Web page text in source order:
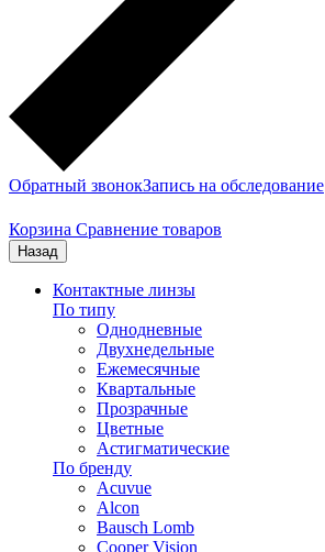
Обратный звонокЗапись на обследование
Корзина Сравнение товаров
Назад
Контактные линзы
По типу
Однодневные
Двухнедельные
Ежемесячные
Квартальные
Прозрачные
Цветные
Астигматические
По бренду
Acuvue
Alcon
Bausch Lomb
Cooper Vision